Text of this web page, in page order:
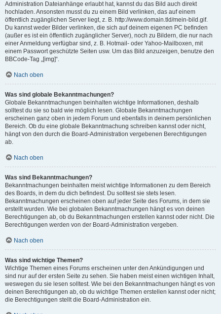
Administration Dateianhänge erlaubt hat, kannst du das Bild auch direkt
hochladen. Ansonsten musst du zu einem Bild verlinken, das auf einem
öffentlich zugänglichen Server liegt, z. B. http://www.domain.tld/mein-bild.gif.
Du kannst weder Bilder verlinken, die sich auf deinem eigenen PC befinden
(außer es ist ein öffentlich zugänglicher Server), noch zu Bildern, die nur nach
einer Anmeldung verfügbar sind, z. B. Hotmail- oder Yahoo-Mailboxen, mit
einem Passwort geschützte Seiten usw. Um das Bild anzuzeigen, benutze den
BBCode-Tag „[img]“.
Nach oben
Was sind globale Bekanntmachungen?
Globale Bekanntmachungen beinhalten wichtige Informationen, deshalb
solltest du sie so bald wie möglich lesen. Globale Bekanntmachungen
erscheinen ganz oben in jedem Forum und ebenfalls in deinem persönlichen
Bereich. Ob du eine globale Bekanntmachung schreiben kannst oder nicht,
hängt von den durch die Board-Administration vergebenen Berechtigungen
ab.
Nach oben
Was sind Bekanntmachungen?
Bekanntmachungen beinhalten meist wichtige Informationen zu dem Bereich
des Boards, in dem du dich befindest. Du solltest sie stets lesen.
Bekanntmachungen erscheinen oben auf jeder Seite des Forums, in dem sie
erstellt wurden. Wie bei globalen Bekanntmachungen hängt es von deinen
Berechtigungen ab, ob du Bekanntmachungen erstellen kannst oder nicht. Die
Berechtigungen werden von der Board-Administration vergeben.
Nach oben
Was sind wichtige Themen?
Wichtige Themen eines Forums erscheinen unter den Ankündigungen und
sind nur auf der ersten Seite zu sehen. Sie haben meist einen wichtigen Inhalt,
weswegen du sie lesen solltest. Wie bei den Bekanntmachungen hängt es von
deinen Berechtigungen ab, ob du wichtige Themen erstellen kannst oder nicht;
die Berechtigungen stellt die Board-Administration ein.